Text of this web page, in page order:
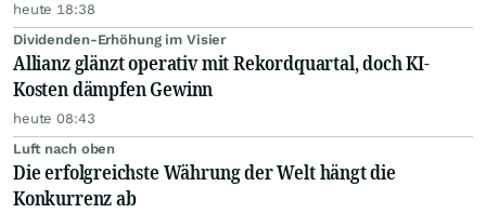
heute 18:38
Dividenden-Erhöhung im Visier
Allianz glänzt operativ mit Rekordquartal, doch KI-
Kosten dämpfen Gewinn
heute 08:43
Luft nach oben
Die erfolgreichste Währung der Welt hängt die
Konkurrenz ab